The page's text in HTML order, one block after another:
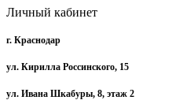
Личный кабинет
г. Краснодар
ул. Кирилла Россинского, 15
ул. Ивана Шкабуры, 8, этаж 2